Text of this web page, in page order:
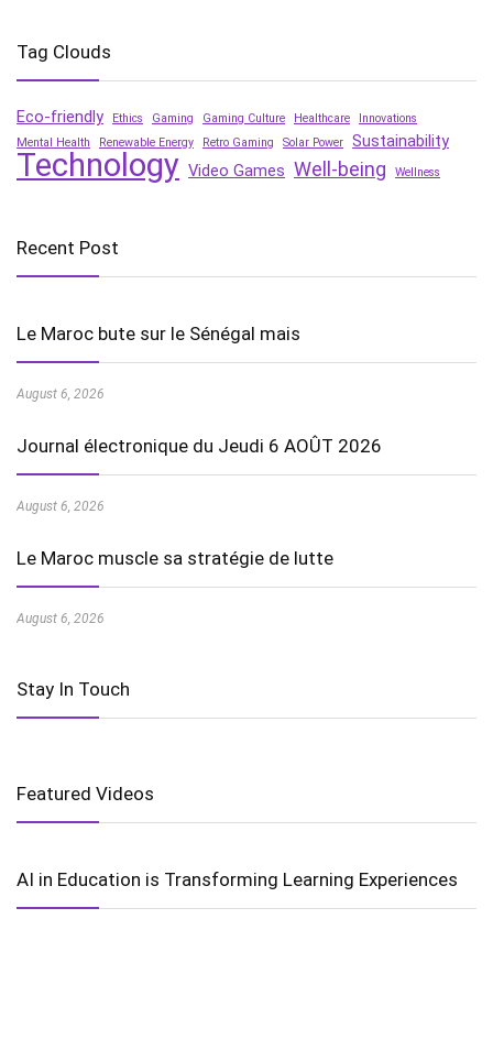
Tag Clouds
Eco-friendly Ethics Gaming Gaming Culture Healthcare
Innovations
Mental Health
Renewable Energy Retro Gaming Solar Power Sustainability
Technology Video Games Well-being Wellness
Recent Post
Le Maroc bute sur le Sénégal mais
August 6, 2026
Journal électronique du Jeudi 6 AOÛT 2026
August 6, 2026
Le Maroc muscle sa stratégie de lutte
August 6, 2026
Stay In Touch
Featured Videos
AI in Education is Transforming Learning Experiences